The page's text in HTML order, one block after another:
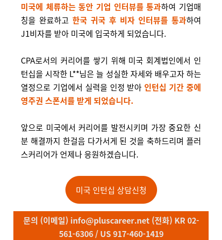
미국에 체류하는 동안 기업 인터뷰를 통과하여 기업매
칭을 완료하고 한국 귀국 후 비자 인터뷰를 통과하여
J1비자를 받아 미국에 입국하게 되었습니다.
CPA로서의 커리어를 쌓기 위해 미국 회계법인에서 인
턴십을 시작한 L**님은 늘 성실한 자세와 배우고자 하는
열정으로 기업에서 실력을 인정 받아 인턴십 기간 중에
영주권 스폰서를 받게 되었습니다.
앞으로 미국에서 커리어를 발전시키며 가장 중요한 신
분 해결까지 한걸음 다가서게 된 것을 축하드리며 플러
스커리어가 언제나 응원하겠습니다.
미국 인턴십 상담신청
문의 (이메일) info@pluscareer.net (전화) KR 02-
561-6306 / US 917-460-1419